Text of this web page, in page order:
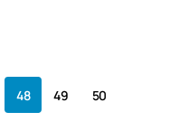
48 49 50